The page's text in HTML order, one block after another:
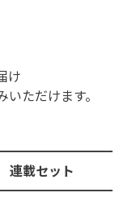
け
ただけます。
載セット